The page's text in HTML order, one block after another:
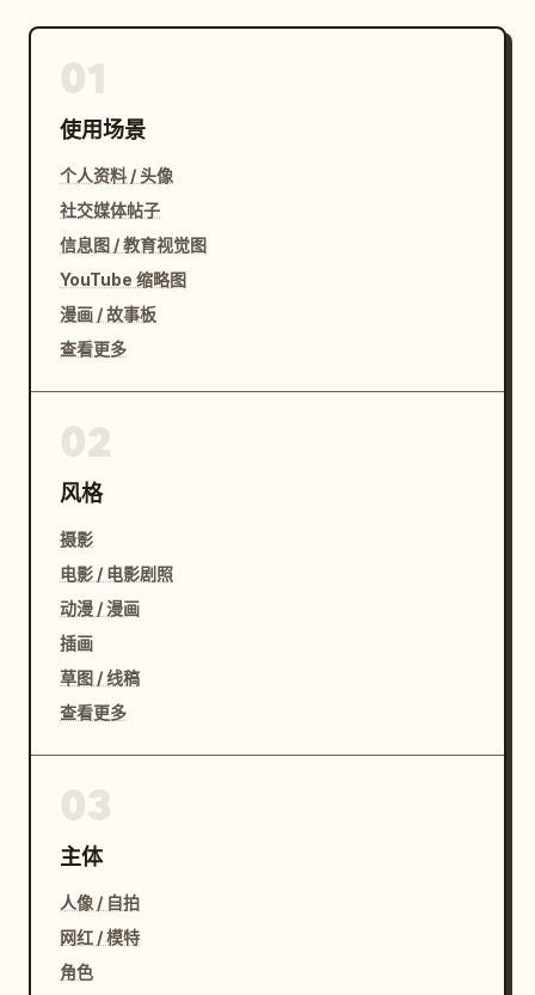
使用场景
个人资料 / 头像
社交媒体帖子
信息图 / 教育视觉图
YouTube 缩略图
漫画 / 故事板
查看更多
风格
摄影
电影 / 电影剧照
动漫 / 漫画
插画
草图 / 线稿
查看更多
主体
人像 / 自拍
网红 / 模特
角色